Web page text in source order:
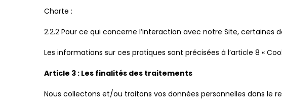
Charte :
2.2.2 Pour ce qui concerne l’interaction avec notre Site,
Les informations sur ces pratiques sont précisées à l’article 8 «
Article 3 : Les finalités des traitements
Nous collectons et/ou traitons vos données personnelles dans le